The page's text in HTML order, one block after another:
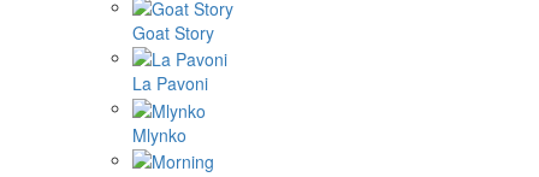
Goat Story
La Pavoni
Mlynko